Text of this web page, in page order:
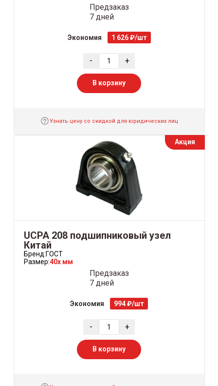
Предзаказ
7 дней
Экономия 1 626 ₽/шт
- +
В корзину
Узнать цену со скидкой для юридических лиц
Акция
UCPA 208 подшипниковый узел
Китай
Бренд:ГОСТ
Размер:40x мм
Предзаказ
7 дней
Экономия 994 ₽/шт
- +
В корзину